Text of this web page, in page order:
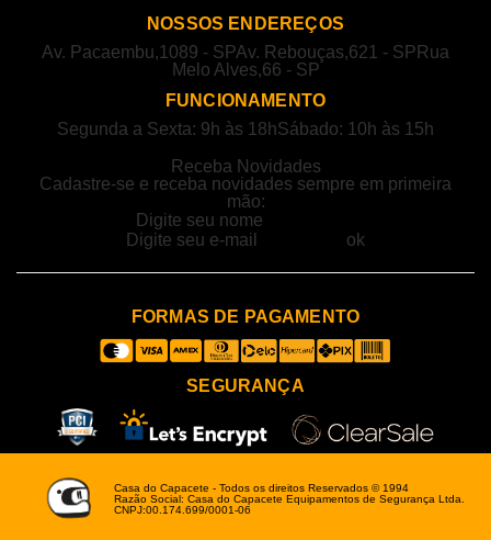
NOSSOS ENDEREÇOS
Av. Pacaembu,1089 - SPAv. Rebouças,621 - SP Rua
Melo Alves,66 - SP
FUNCIONAMENTO
Segunda a Sexta: 9h às 18hSábado: 10h às 15h
Receba Novidades
Cadastre-se e receba novidades sempre em primeira
mão:
FORMAS DE PAGAMENTO
SEGURANÇA
Casa do Capacete - Todos os direitos Reservados © 1994
Razão Social: Casa do Capacete Equipamentos de Segurança Ltda.
CNPJ:00.174.699/0001-06